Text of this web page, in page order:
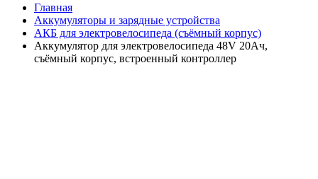
Главная
Аккумуляторы и зарядные устройства
АКБ для электровелосипеда (съёмный корпус)
Аккумулятор для электровелосипеда 48V 20Ач,
съёмный корпус, встроенный контроллер